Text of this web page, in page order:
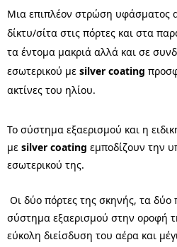
Μια επιπλέον στρώση υφάσματος
δίκτυ/σίτα στις πόρτες και στα
τα έντομα μακριά αλλά και σε
εσωτερικού με silver coating
ακτίνες του ηλίου.
Το σύστημα εξαερισμού και η
με silver coating εμποδίζουν την
εσωτερικού της.
Οι δύο πόρτες της σκηνής, τα
σύστημα εξαερισμού στην οροφή
εύκολη διείσδυση του αέρα και